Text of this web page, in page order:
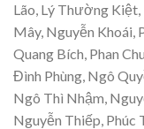
Lão, Lý Thường
Mây, Nguyễn Khoái,
Quang Bích, Phan
Đình Phùng, Ngô
Ngô Thì Nhậm,
Nguyễn Thiếp, Phúc